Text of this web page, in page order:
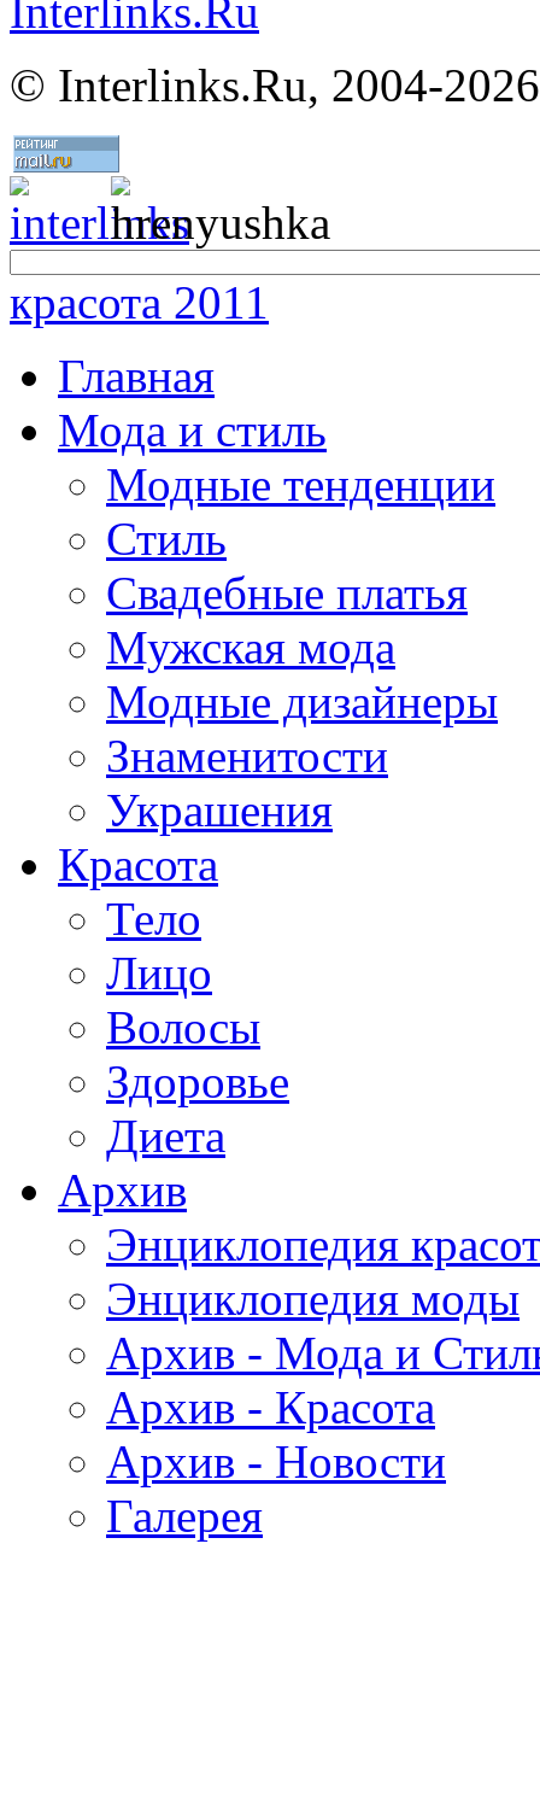
© Interlinks.Ru, 2004-2026
красота 2011
Главная
Мода и стиль
Модные тенденции
Стиль
Свадебные платья
Мужская мода
Модные дизайнеры
Знаменитости
Украшения
Красота
Тело
Лицо
Волосы
Здоровье
Диета
Архив
Энциклопедия
Энциклопедия моды
Архив - Мода и
Архив - Красота
Архив - Новости
Галерея